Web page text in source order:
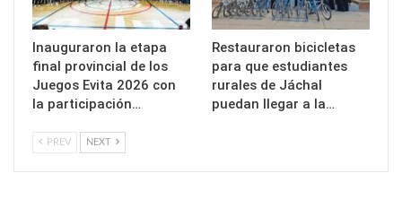
Inauguraron la etapa
final provincial de los
Juegos Evita 2026 con
la participación…
Restauraron bicicletas
para que estudiantes
rurales de Jáchal
puedan llegar a la…
PREV NEXT